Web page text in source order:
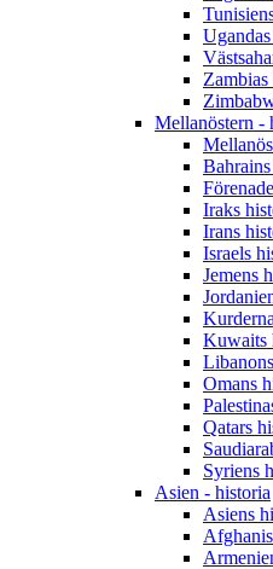
Zambias
Mellanöstern -
Iraks
Irans
Israels
Jemens
Kuwaits
Omans
Qatars
Syriens
Asien - historia
Asiens